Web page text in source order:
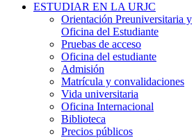
ESTUDIAR EN LA URJC
Orientación Preuniversitaria y
Oficina del Estudiante
Pruebas de acceso
Oficina del estudiante
Admisión
Matrícula y convalidaciones
Vida universitaria
Oficina Internacional
Biblioteca
Precios públicos